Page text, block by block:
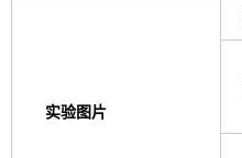
实验图片